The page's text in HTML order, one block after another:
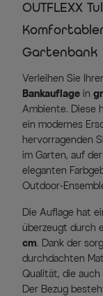
OUTFLEXX
Gartenbank
Verleihen Sie
Bankauflage in
Ambiente. Diese
ein modernes
hervorragenden
im Garten, auf
eleganten
Outdoor-
Die Auflage hat
überzeugt durch
cm. Dank der
durchdachten
Qualität, die
Der Bezug